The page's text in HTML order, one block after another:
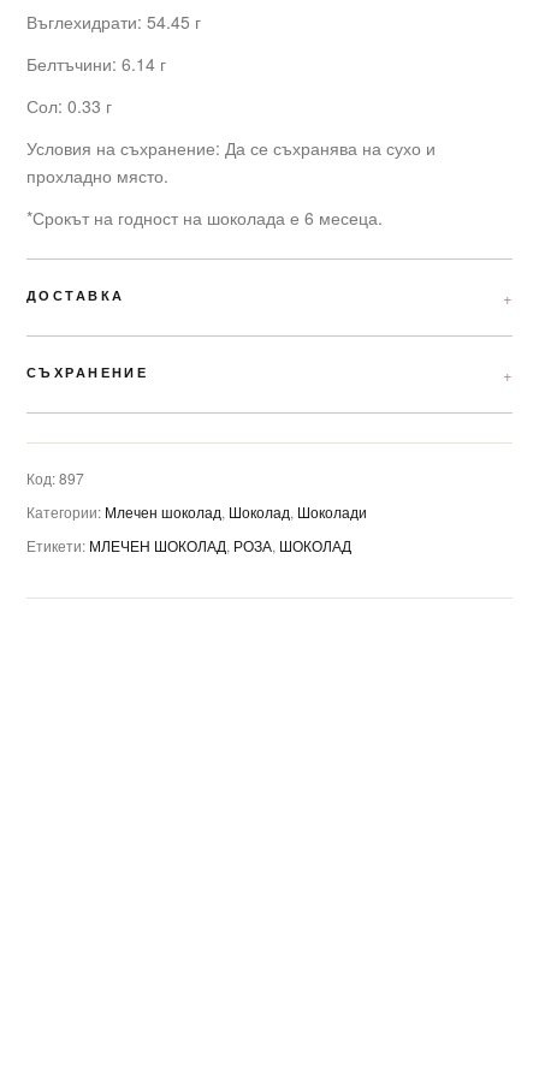
Въглехидрати: 54.45 г
Белтъчини: 6.14 г
Сол: 0.33 г
Условия на съхранение: Да се съхранява на сухо и
прохладно място.
*Срокът на годност на шоколада е 6 месеца.
ДОСТАВКА
СЪХРАНЕНИЕ
Код:897
Категории: Млечен шоколад, Шоколад, Шоколади
Етикети: МЛЕЧЕН ШОКОЛАД, РОЗА, ШОКОЛАД